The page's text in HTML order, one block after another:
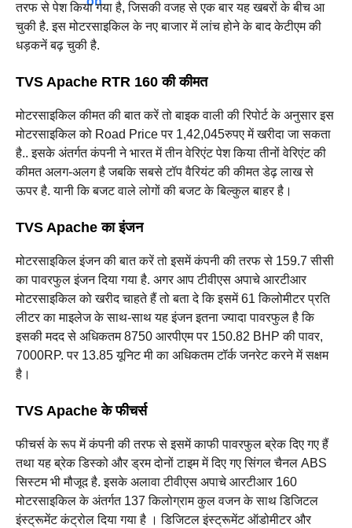
तरफ से पेश किया गया है, जिसकी वजह से एक बार यह खबरों के बीच आ
चुकी है. इस मोटरसाइकिल के नए बाजार में लांच होने के बाद केटीएम की
धड़कनें बढ़ चुकी है.
TVS Apache RTR 160 की कीमत
मोटरसाइकिल कीमत की बात करें तो बाइक वाली की रिपोर्ट के अनुसार इस
मोटरसाइकिल को Road Price पर 1,42,045रुपए में खरीदा जा सकता
है.. इसके अंतर्गत कंपनी ने भारत में तीन वेरिएंट पेश किया तीनों वेरिएंट की
कीमत अलग-अलग है जबकि सबसे टॉप वैरियंट की कीमत डेढ़ लाख से
ऊपर है. यानी कि बजट वाले लोगों की बजट के बिल्कुल बाहर है।‌
TVS Apache का इंजन
मोटरसाइकिल इंजन की बात करें तो इसमें कंपनी की तरफ से 159.7 सीसी
का पावरफुल इंजन दिया गया है. अगर आप टीवीएस अपाचे आरटीआर
मोटरसाइकिल को खरीद चाहते हैं तो बता दे कि इसमें 61 किलोमीटर प्रति
लीटर का माइलेज के साथ-साथ यह इंजन इतना ज्यादा पावरफुल है कि
इसकी मदद से अधिकतम 8750 आरपीएम पर 150.82 BHP की पावर,
7000RP. पर 13.85 यूनिट मी का अधिकतम टॉर्क जनरेट करने में सक्षम
है।
TVS Apache के फीचर्स
फीचर्स के रूप में कंपनी की तरफ से इसमें काफी पावरफुल ब्रेक दिए गए हैं
तथा यह ब्रेक डिस्को और ड्रम दोनों टाइम में दिए गए सिंगल चैनल ABS
सिस्टम भी मौजूद है. इसके अलावा टीवीएस अपाचे आरटीआर 160
मोटरसाइकिल के अंतर्गत 137 किलोग्राम कुल वजन के साथ डिजिटल
इंस्ट्रूमेंट कंट्रोल दिया गया है । डिजिटल इंस्ट्रूमेंट ऑडोमीटर और